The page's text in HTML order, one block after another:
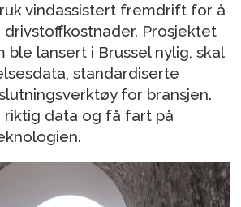
vindassistert fremdrift for å
Prosjektet
ble lansert i Brussel nylig, skal
standardiserte
for bransjen.
riktig data og få fart på